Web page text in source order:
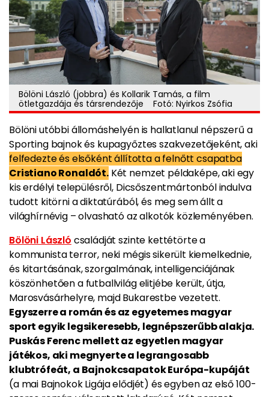
Bölöni László (jobbra) és Kollarik Tamás, a film
ötletgazdája és társrendezője Fotó: Nyirkos Zsófia
Bölöni utóbbi állomáshelyén is hallatlanul népszerű a
Sporting bajnok és kupagyőztes szakvezetőjeként, aki
felfedezte és elsőként állította a felnőtt csapatba
Cristiano Ronaldót.Két nemzet példaképe, aki egy
kis erdélyi településről, Dicsőszentmártonból indulva
tudott kitörni a diktatúrából, és meg sem állt a
világhírnévig – olvasható az alkotók közleményében.
Bölöni László családját szinte kettétörte a
kommunista terror, neki mégis sikerült kiemelkednie,
és kitartásának, szorgalmának, intelligenciájának
köszönhetően a futballvilág elitjébe került, útja,
Marosvásárhelyre, majd Bukarestbe vezetett.
Egyszerre a román és az egyetemes magyar
sport egyik legsikeresebb, legnépszerűbb alakja.
Puskás Ferenc mellett az egyetlen magyar
játékos, aki megnyerte a legrangosabb
klubtrófeát, a Bajnokcsapatok Európa-kupáját
(a mai Bajnokok Ligája elődjét) és egyben az első 100-